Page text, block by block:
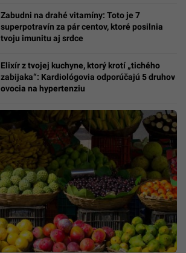
Zabudni na drahé vitamíny: Toto je 7
superpotravín za pár centov, ktoré posilnia
tvoju imunitu aj srdce
Elixír z tvojej kuchyne, ktorý krotí „tichého
zabijaka“: Kardiológovia odporúčajú 5 druhov
ovocia na hypertenziu